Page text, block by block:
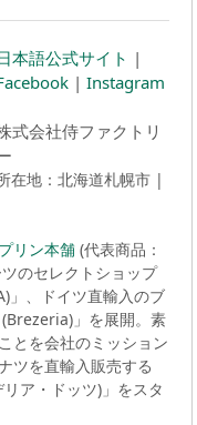
本語公式サイト |
|Instagram
式会社侍ファクトリ
在地：北海道札幌市 |
プリン本舗 (代表商品：
のセレクトショップ
」、ドイツ直輸入のブ
」を展開。素
とを会社のミッション
ツを直輸入販売する
リア・ドッツ)」をスタ